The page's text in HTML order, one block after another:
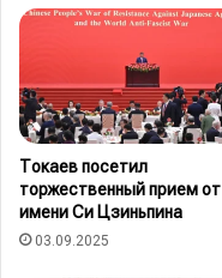
Токаев посетил
торжественный прием от
имени Си Цзиньпина
03.09.2025